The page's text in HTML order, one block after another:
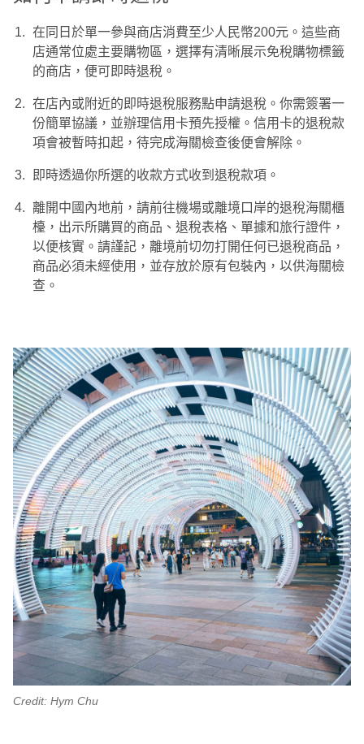
在同日於單一參與商店消費至少人民幣200元。這些商
店通常位處主要購物區，選擇有清晰展示免稅購物標籤
的商店，便可即時退稅。
在店內或附近的即時退稅服務點申請退稅。你需簽署一
份簡單協議，並辦理信用卡預先授權。信用卡的退稅款
項會被暫時扣起，待完成海關檢查後便會解除。
即時透過你所選的收款方式收到退稅款項。
離開中國內地前，請前往機場或離境口岸的退稅海關櫃
檯，出示所購買的商品、退稅表格、單據和旅行證件，
以便核實。請謹記，離境前切勿打開任何已退稅商品，
商品必須未經使用，並存放於原有包裝內，以供海關檢
查。
Credit: Hym Chu